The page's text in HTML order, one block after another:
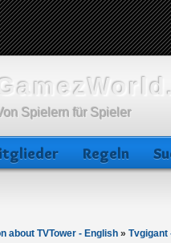
Spielern für Spieler
Regeln
about TVTower - English » Tvgigant